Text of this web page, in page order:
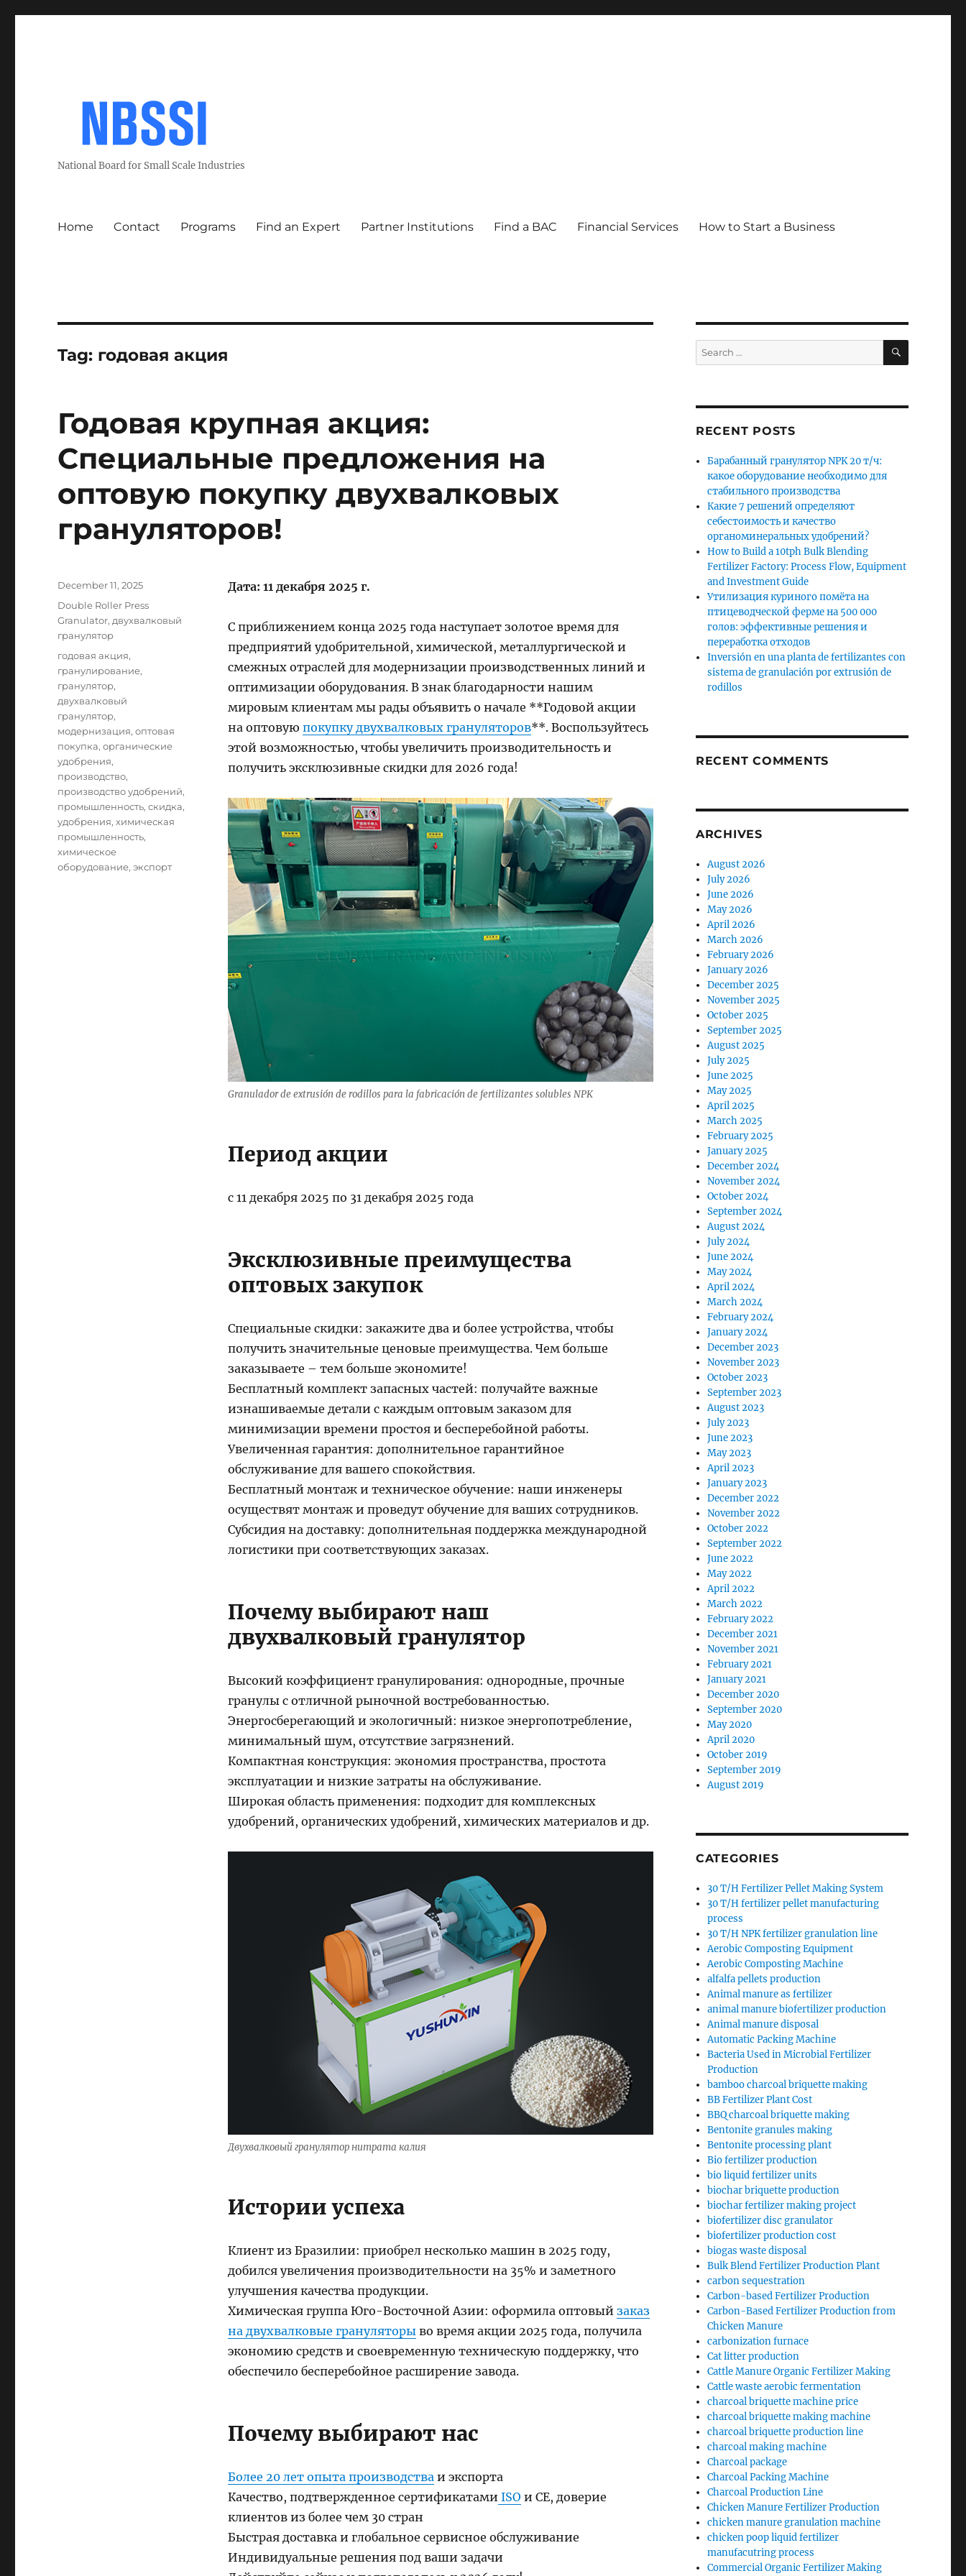
National Board for Small Scale Industries
Home Contact Programs Find an Expert Partner Institutions Find a BAC Financial Services How to Start a Business
Tag: годовая акция
Годовая крупная акция:
Специальные предложения на
оптовую покупку двухвалковых
грануляторов!
Дата: 11 декабря 2025 г.
С приближением конца 2025 года наступает золотое время для
предприятий удобрительной, химической, металлургической и
смежных отраслей для модернизации производственных линий и
оптимизации оборудования. В знак благодарности нашим
мировым клиентам мы рады объявить о начале **Годовой акции
на оптовую покупку двухвалковых грануляторов**. Воспользуйтесь
этой возможностью, чтобы увеличить производительность и
получить эксклюзивные скидки для 2026 года!
Granulador de extrusión de rodillos para la fabricación de fertilizantes solubles NPK
Период акции
с 11 декабря 2025 по 31 декабря 2025 года
Эксклюзивные преимущества
оптовых закупок
Специальные скидки: закажите два и более устройства, чтобы
получить значительные ценовые преимущества. Чем больше
заказываете – тем больше экономите!
Бесплатный комплект запасных частей: получайте важные
изнашиваемые детали с каждым оптовым заказом для
минимизации времени простоя и бесперебойной работы.
Увеличенная гарантия: дополнительное гарантийное
обслуживание для вашего спокойствия.
Бесплатный монтаж и техническое обучение: наши инженеры
осуществят монтаж и проведут обучение для ваших сотрудников.
Субсидия на доставку: дополнительная поддержка международной
логистики при соответствующих заказах.
Почему выбирают наш
двухвалковый гранулятор
Высокий коэффициент гранулирования: однородные, прочные
гранулы с отличной рыночной востребованностью.
Энергосберегающий и экологичный: низкое энергопотребление,
минимальный шум, отсутствие загрязнений.
Компактная конструкция: экономия пространства, простота
эксплуатации и низкие затраты на обслуживание.
Широкая область применения: подходит для комплексных
удобрений, органических удобрений, химических материалов и др.
Двухвалковый гранулятор нитрата калия
Истории успеха
Клиент из Бразилии: приобрел несколько машин в 2025 году,
добился увеличения производительности на 35% и заметного
улучшения качества продукции.
Химическая группа Юго-Восточной Азии: оформила оптовый заказ
на двухвалковые грануляторыво время акции 2025 года, получила
экономию средств и своевременную техническую поддержку, что
обеспечило бесперебойное расширение завода.
Почему выбирают нас
Более 20 лет опыта производстваи экспорта
Качество, подтвержденное сертификатами ISO и CE, доверие
клиентов из более чем 30 стран
Быстрая доставка и глобальное сервисное обслуживание
Индивидуальные решения под ваши задачи
Posted
December 11, 2025
Categories
Double Roller Press
Granulator, двухвалковый
гранулятор
Tags
годовая акция,
гранулирование,
гранулятор,
двухвалковый
гранулятор,
модернизация,оптовая
покупка,органические
удобрения,
производство,
производство удобрений,
промышленность,скидка,
удобрения,химическая
промышленность,
химическое
оборудование,экспорт
Search
for:
SEARCH
RECENT POSTS
Барабанный гранулятор NPK 20 т/ч:
какое оборудование необходимо для
стабильного производства
Какие 7 решений определяют
себестоимость и качество
органоминеральных удобрений?
How to Build a 10tph Bulk Blending
Fertilizer Factory: Process Flow, Equipment
and Investment Guide
Утилизация куриного помёта на
птицеводческой ферме на 500 000
голов: эффективные решения и
переработка отходов
Inversión en una planta de fertilizantes con
sistema de granulación por extrusión de
rodillos
RECENT COMMENTS
ARCHIVES
August 2026
July 2026
June 2026
May 2026
April 2026
March 2026
February 2026
January 2026
December 2025
November 2025
October 2025
September 2025
August 2025
July 2025
June 2025
May 2025
April 2025
March 2025
February 2025
January 2025
December 2024
November 2024
October 2024
September 2024
August 2024
July 2024
June 2024
May 2024
April 2024
March 2024
February 2024
January 2024
December 2023
November 2023
October 2023
September 2023
August 2023
July 2023
June 2023
May 2023
April 2023
January 2023
December 2022
November 2022
October 2022
September 2022
June 2022
May 2022
April 2022
March 2022
February 2022
December 2021
November 2021
February 2021
January 2021
December 2020
September 2020
May 2020
April 2020
October 2019
September 2019
August 2019
CATEGORIES
30 T/H Fertilizer Pellet Making System
30 T/H fertilizer pellet manufacturing
process
30 T/H NPK fertilizer granulation line
Aerobic Composting Equipment
Aerobic Composting Machine
alfalfa pellets production
Animal manure as fertilizer
animal manure biofertilizer production
Animal manure disposal
Automatic Packing Machine
Bacteria Used in Microbial Fertilizer
Production
bamboo charcoal briquette making
BB Fertilizer Plant Cost
BBQ charcoal briquette making
Bentonite granules making
Bentonite processing plant
Bio fertilizer production
bio liquid fertilizer units
biochar briquette production
biochar fertilizer making project
biofertilizer disc granulator
biofertilizer production cost
biogas waste disposal
Bulk Blend Fertilizer Production Plant
carbon sequestration
Carbon-based Fertilizer Production
Carbon-Based Fertilizer Production from
Chicken Manure
carbonization furnace
Cat litter production
Cattle Manure Organic Fertilizer Making
Cattle waste aerobic fermentation
charcoal briquette machine price
charcoal briquette making machine
charcoal briquette production line
charcoal making machine
Charcoal package
Charcoal Packing Machine
Charcoal Production Line
Chicken Manure Fertilizer Production
chicken manure granulation machine
chicken poop liquid fertilizer
manufacutring process
Commercial Organic Fertilizer Making